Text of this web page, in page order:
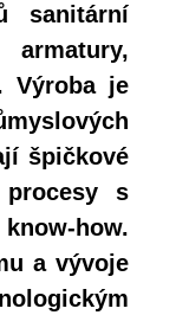
sanitární
Výroba je
špičkové
procesy s
how.
a vývoje